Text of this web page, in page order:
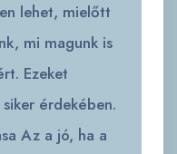
lehet, mielőtt
mi magunk is
Ezeket
érdekében.
Az a jó, ha a